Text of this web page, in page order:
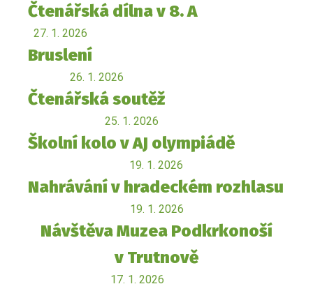
Čtenářská dílna v 8. A
27. 1. 2026
Bruslení
26. 1. 2026
Čtenářská soutěž
25. 1. 2026
Školní kolo v AJ olympiádě
19. 1. 2026
Nahrávání v hradeckém rozhlasu
19. 1. 2026
Návštěva Muzea Podkrkonoší
v Trutnově
17. 1. 2026